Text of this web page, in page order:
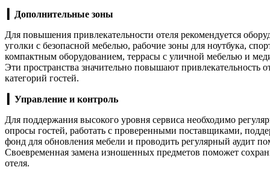
▎Дополнительные зоны
Для повышения привлекательности отеля рекомендуется
уголки с безопасной мебелью, рабочие зоны для ноутбука,
компактным оборудованием, террасы с уличной мебелью и
Эти пространства значительно повышают привлекательность
категорий гостей.
▎Управление и контроль
Для поддержания высокого уровня сервиса необходимо
опросы гостей, работать с проверенными поставщиками,
фонд для обновления мебели и проводить регулярный аудит
Своевременная замена изношенных предметов поможет
отеля.